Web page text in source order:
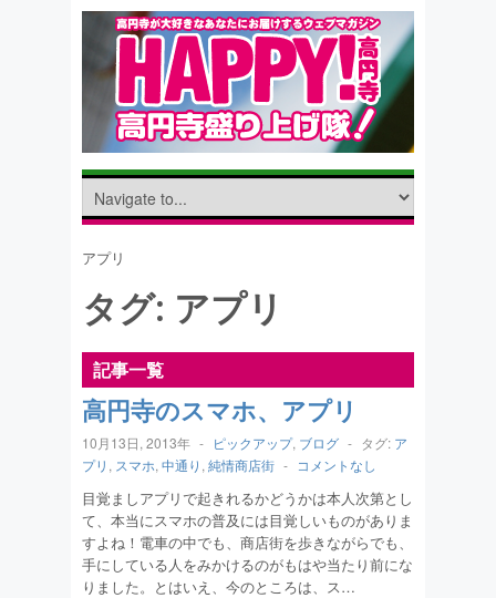
アプリ
タグ: アプリ
記事一覧
高円寺のスマホ、アプリ
10月13日, 2013年 - ピックアップ, ブログ - タグ: ア
プリ , スマホ, 中通り , 純情商店街 - コメントなし
目覚ましアプリで起きれるかどうかは本人次第とし
て、本当にスマホの普及には目覚しいものがありま
すよね！電車の中でも、商店街を歩きながらでも、
手にしている人をみかけるのがもはや当たり前にな
りました。とはいえ、今のところは、ス…